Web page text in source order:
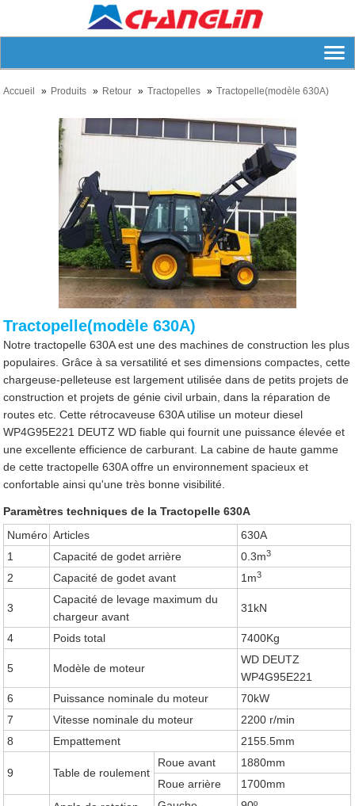
Accueil Produits Retour Tractopelles Tractopelle(modèle 630A)
Tractopelle(modèle 630A)
Notre tractopelle 630A est une des machines de construction les plus
populaires. Grâce à sa versatilité et ses dimensions compactes, cette
chargeuse-pelleteuse est largement utilisée dans de petits projets de
construction et projets de génie civil urbain, dans la réparation de
routes etc. Cette rétrocaveuse 630A utilise un moteur diesel
WP4G95E221 DEUTZ WD fiable qui fournit une puissance élevée et
une excellente efficience de carburant. La cabine de haute gamme
de cette tractopelle 630A offre un environnement spacieux et
confortable ainsi qu'une très bonne visibilité.
Paramètres techniques de la Tractopelle 630A
Numéro Articles
630A
1
Capacité de godet arrière 0.3m3
2 Capacité de godet avant 1m3
3
Capacité de levage maximum du
chargeur avant
31kN
4 Poids total 7400Kg
5 Modèle de moteur
WD DEUTZ
WP4G95E221
6
Puissance nominale du moteur
70kW
7
Vitesse nominale du moteur
2200 r/min
8
Empattement 2155.5mm
9 Table de roulement
Roue avant
1880mm
Roue arrière
1700mm